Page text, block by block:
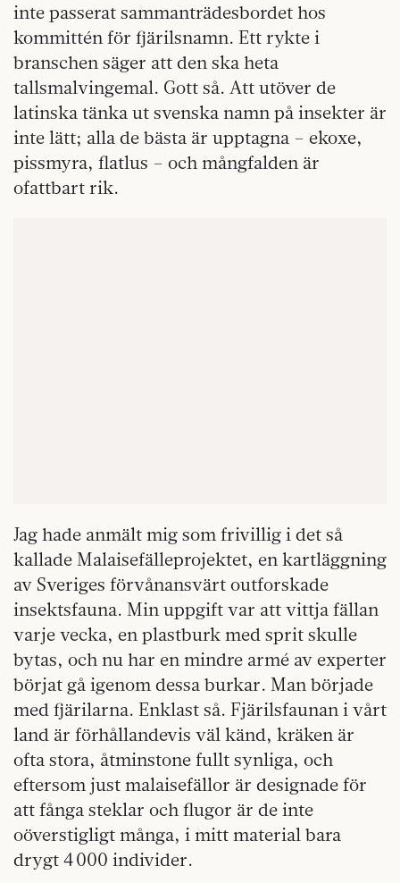
inte passerat sammanträdesbordet hos
kommittén för fjärilsnamn. Ett rykte i
branschen säger att den ska heta
tallsmalvingemal. Gott så. Att utöver de
latinska tänka ut svenska namn på insekter är
inte lätt; alla de bästa är upptagna – ekoxe,
pissmyra, flatlus – och mångfalden är
ofattbart rik.
Jag hade anmält mig som frivillig i det så
kallade Malaisefälleprojektet, en kartläggning
av Sveriges förvånansvärt outforskade
insektsfauna. Min uppgift var att vittja fällan
varje vecka, en plastburk med sprit skulle
bytas, och nu har en mindre armé av experter
börjat gå igenom dessa burkar. Man började
med fjärilarna. Enklast så. Fjärilsfaunan i vårt
land är förhållandevis väl känd, kräken är
ofta stora, åtminstone fullt synliga, och
eftersom just malaisefällor är designade för
att fånga steklar och flugor är de inte
oöverstigligt många, i mitt material bara
drygt 4 000 individer.